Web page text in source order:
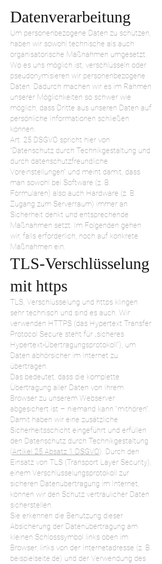
Datenverarbeitung
Um personenbezogene Daten zu schützen,
haben wir sowohl technische als auch
organisatorische Maßnahmen umgesetzt.
Wo es uns möglich ist, verschlüsseln oder
pseudonymisieren wir personenbezogene
Daten. Dadurch machen wir es im Rahmen
unserer Möglichkeiten so schwer wie
möglich, dass Dritte aus unseren Daten auf
persönliche Informationen schließen
können.
Art. 25 DSGVO spricht hier von
“Datenschutz durch Technikgestaltung und
durch datenschutzfreundliche
Voreinstellungen” und meint damit, dass
man sowohl bei Software (z. B.
Formularen) also auch Hardware (z. B.
Zugang zum Serverraum) immer an
Sicherheit denkt und entsprechende
Maßnahmen setzt. Im Folgenden gehen
wir, falls erforderlich, noch auf konkrete
Maßnahmen ein.
TLS-Verschlüsselung
mit https
TLS, Verschlüsselung und https klingen
sehr technisch und sind es auch. Wir
verwenden HTTPS (das Hypertext Transfer
Protocol Secure steht für „sicheres
Hypertext-Übertragungsprotokoll“), um
Daten abhörsicher im Internet zu
übertragen.
Das bedeutet, dass die komplette
Übertragung aller Daten von Ihrem
Browser zu unserem Webserver
abgesichert ist – niemand kann “mithören”.
Damit haben wir eine zusätzliche
Sicherheitsschicht eingeführt und erfüllen
den Datenschutz durch Technikgestaltung
(Artikel 25 Absatz 1 DSGVO). Durch den
Einsatz von TLS (Transport Layer Security),
einem Verschlüsselungsprotokoll zur
sicheren Datenübertragung im Internet,
können wir den Schutz vertraulicher Daten
sicherstellen.
Sie erkennen die Benutzung dieser
Absicherung der Datenübertragung am
kleinen Schlosssymbol links oben im
Browser, links von der Internetadresse (z. B.
beispielseite.de) und der Verwendung des